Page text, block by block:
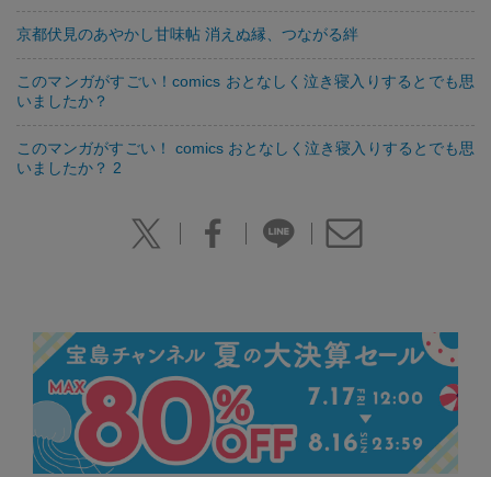
京都伏見のあやかし甘味帖 消えぬ縁、つながる絆
このマンガがすごい！comics おとなしく泣き寝入りするとでも思
いましたか？
このマンガがすごい！ comics おとなしく泣き寝入りするとでも思
いましたか？ 2